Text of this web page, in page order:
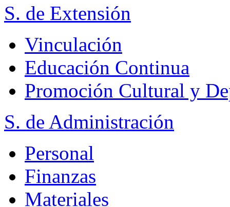
S. de Extensión
Vinculación
Educación Continua
Promoción Cultural y
S. de Administración
Personal
Finanzas
Materiales